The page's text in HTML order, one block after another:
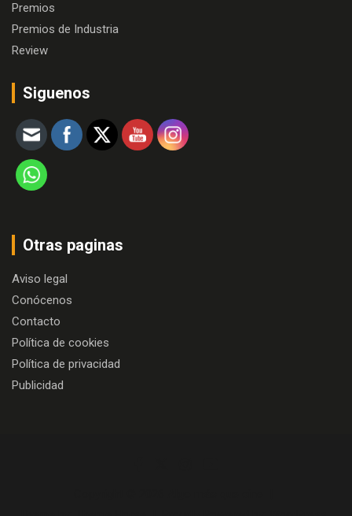
Premios
Premios de Industria
Review
Siguenos
Otras paginas
Aviso legal
Conócenos
Contacto
Política de cookies
Política de privacidad
Publicidad